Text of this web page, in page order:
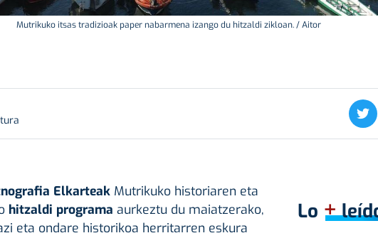
Mutrikuko itsas tradizioak paper nabarmena izango du hitzaldi zikloan. / Aitor
ElkarteakMutrikuko historiaren eta
hitzaldi programa aurkeztu du maiatzerako,
eta ondare historikoa herritarren eskura
Lo +